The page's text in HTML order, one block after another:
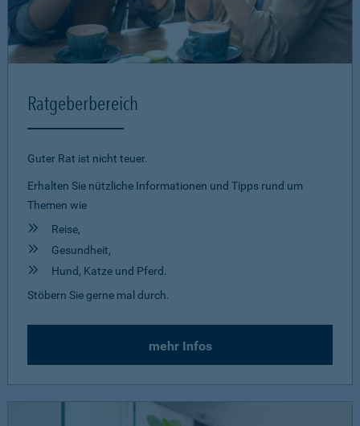
Ratgeberbereich
Guter Rat ist nicht teuer.
Erhalten Sie nützliche Informationen und Tipps rund um
Themen wie
Reise,
Gesundheit,
Hund, Katze und Pferd.
Stöbern Sie gerne mal durch.
mehr Infos